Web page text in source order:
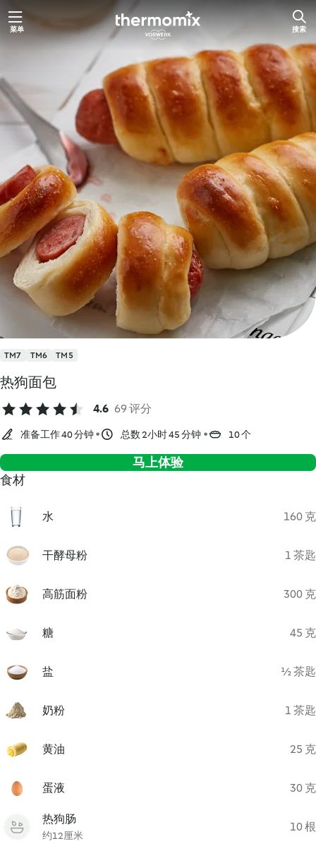
跳菜单 搜索
TM7 TM6 TM5
热狗面包
4.6 69 评分
准备工作 40 分钟 总数 2小时 45 分钟 10 个
马上体验
食材
水 160 克
干酵母粉 1 茶匙
高筋面粉 300 克
糖 45 克
盐 ½ 茶匙
奶粉 1 茶匙
黄油 25 克
蛋液 30 克
热狗肠
约12厘米
10 根